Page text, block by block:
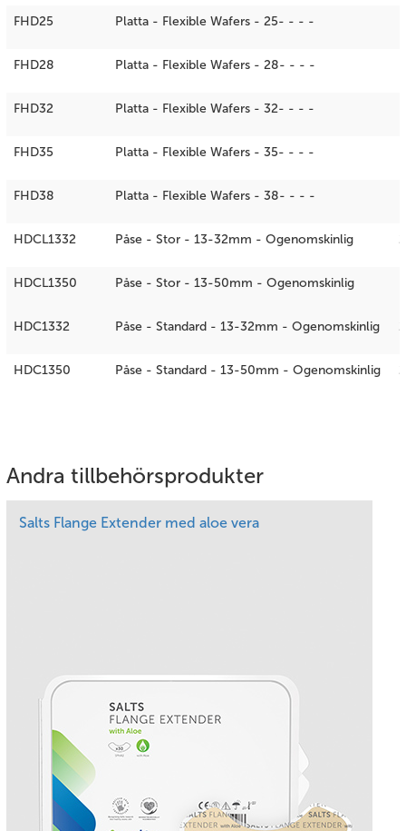
FHD25 Platta - Flexible Wafers - 25- - - -
FHD28 Platta - Flexible Wafers - 28- - - -
FHD32 Platta - Flexible Wafers - 32- - - -
FHD35 Platta - Flexible Wafers - 35- - - -
FHD38 Platta - Flexible Wafers - 38- - - -
HDCL1332 Påse - Stor - 13-32mm - Ogenomskinlig
HDCL1350 Påse - Stor - 13-50mm - Ogenomskinlig
HDC1332 Påse - Standard - 13-32mm - Ogenomskinlig
HDC1350 Påse - Standard - 13-50mm - Ogenomskinlig
Andra tillbehörsprodukter
Salts Flange Extender med aloe vera